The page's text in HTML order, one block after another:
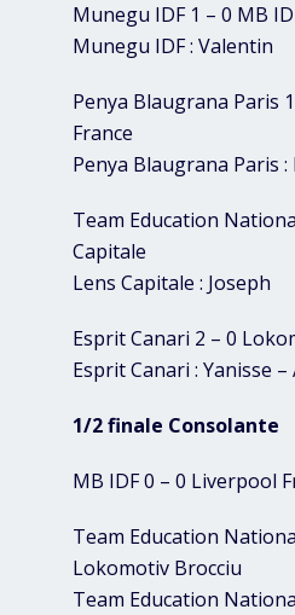
Munegu IDF 1 – 0 MB
Munegu IDF : Valentin
Penya Blaugrana Paris
France
Penya Blaugrana Paris :
Team Education
Capitale
Lens Capitale : Joseph
Esprit Canari 2 – 0
Esprit Canari : Yanisse –
1/2 finale Consolante
MB IDF 0 – 0 Liverpool
Team Education
Lokomotiv Brocciu
Team Education